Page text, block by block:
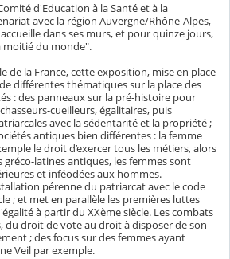
d'Education à la Santé et à la
avec la région Auvergne/Rhône-Alpes,
dans ses murs, et pour quinze jours,
moitié du monde".
de la France, cette exposition, mise en place
différentes thématiques sur la place des
: des panneaux sur la pré-histoire pour
cueilleurs, égalitaires, puis
avec la sédentarité et la propriété ;
antiques bien différentes : la femme
le droit d’exercer tous les métiers, alors
gréco-latines antiques, les femmes sont
et inféodées aux hommes.
pérenne du patriarcat avec le code
; et met en parallèle les premières luttes
à partir du XXème siècle. Les combats
du droit de vote au droit à disposer de son
; des focus sur des femmes ayant
Veil par exemple.